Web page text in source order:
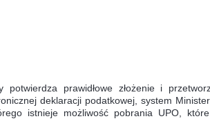
prawidłowe złożenie i
deklaracji podatkowej, system
istnieje możliwość pobrania UPO,